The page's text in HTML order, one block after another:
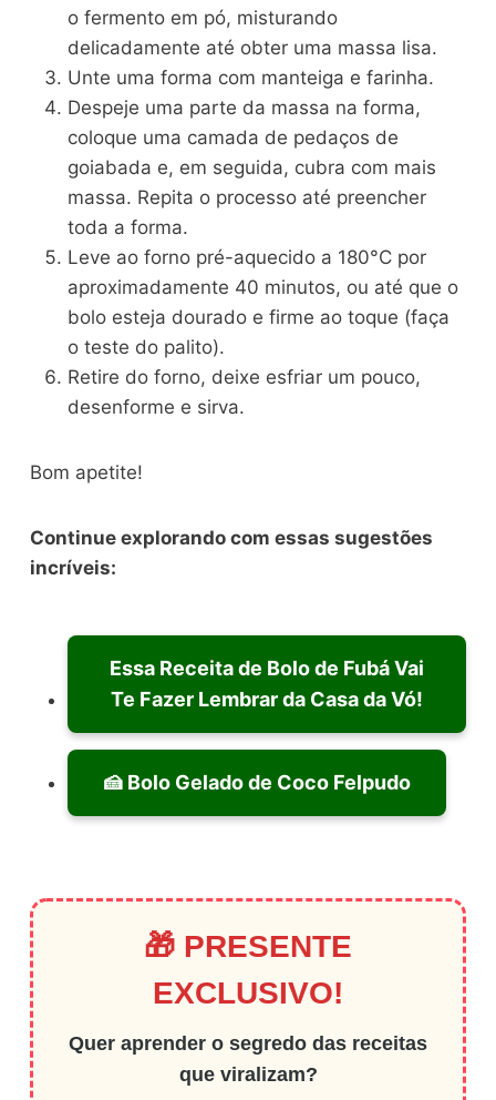
o fermento em pó, misturando
delicadamente até obter uma massa lisa.
Unte uma forma com manteiga e farinha.
Despeje uma parte da massa na forma,
coloque uma camada de pedaços de
goiabada e, em seguida, cubra com mais
massa. Repita o processo até preencher
toda a forma.
Leve ao forno pré-aquecido a 180°C por
aproximadamente 40 minutos, ou até que o
bolo esteja dourado e firme ao toque (faça
o teste do palito).
Retire do forno, deixe esfriar um pouco,
desenforme e sirva.
Bom apetite!
Continue explorando com essas sugestões
incríveis:
Essa Receita de Bolo de Fubá Vai
Te Fazer Lembrar da Casa da Vó!
🍰 Bolo Gelado de Coco Felpudo
🎁 PRESENTE
EXCLUSIVO!
Quer aprender o segredo das receitas
que viralizam?